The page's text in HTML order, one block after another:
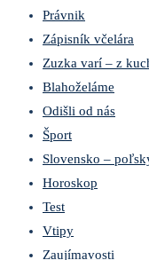
Právnik
Zápisník včelára
Zuzka varí – z
Blahoželáme
Odišli od nás
Šport
Slovensko –
Horoskop
Test
Vtipy
Zaujímavosti